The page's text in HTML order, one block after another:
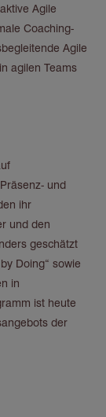
Agile
Coaching-
Agile
agilen Teams
und
ihr
und den
geschätzt
Doing“ sowie
in
ist heute
der